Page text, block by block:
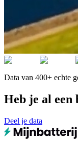
Data van 400+ echte
Heb je al
Deel je data